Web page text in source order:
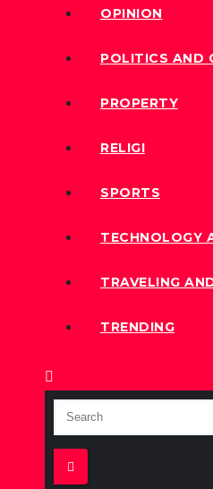
OPINION
POLITICS AND
PROPERTY
RELIGI
SPORTS
TECHNOLOGY
TRAVELING
TRENDING